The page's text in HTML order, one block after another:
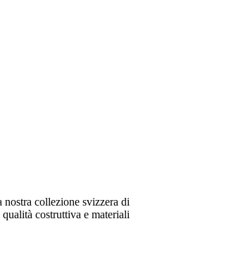
collezione svizzera di
costruttiva e materiali